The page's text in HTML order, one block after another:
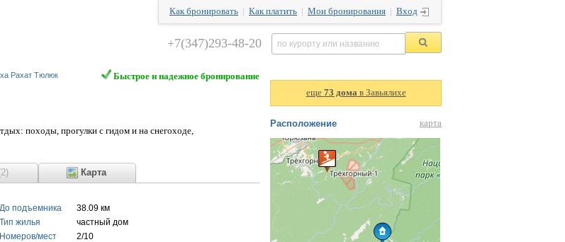
Как бронировать Как платить Мои бронирования Вход
+7(347)293-48-20
Рахат Тюлюк Быстрое и надежное бронирование
походы, прогулки с гидом и на снегоходе,
Карта
До подъемника
38.09 км
Тип жилья
частный дом
Номеров/мест
2/10
еще 73 дома в Завьялихе
Расположение карта